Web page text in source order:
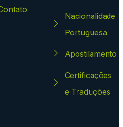
Nacionalidade
Portuguesa
Apostilamento
Certificações
e Traduções